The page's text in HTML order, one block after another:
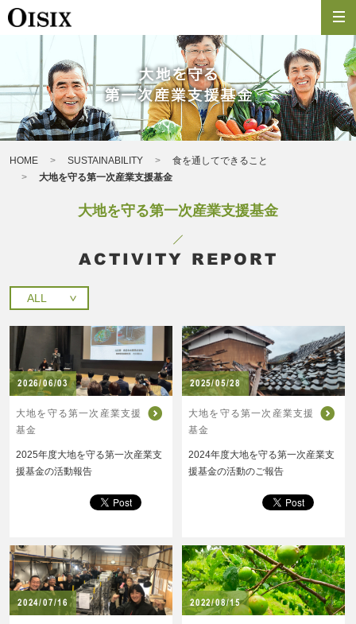
HOME SUSTAINABILITY
食を通してできること
大地を守る第一次産業支援基金
大地を守る第一次産業支援基金
ACTIVITY REPORT
2026/06/03
大地を守る第一次産業支援
基金
2025年度大地を守る第一次産業支
援基金の活動報告
2025/05/28
大地を守る第一次産業支援
基金
2024年度大地を守る第一次産業支
援基金の活動のご報告
2024/07/16 2022/08/15